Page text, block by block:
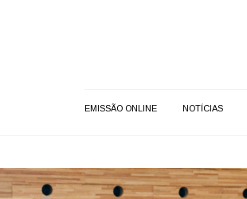
EMISSÃO ONLINE NOTÍCIAS